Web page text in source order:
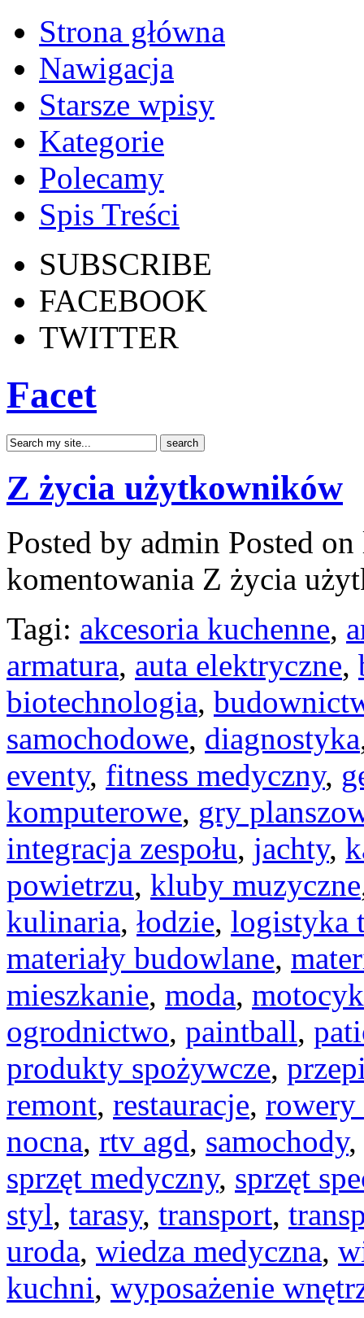
Strona główna
Nawigacja
Starsze wpisy
Kategorie
Polecamy
Spis Treści
SUBSCRIBE
FACEBOOK
TWITTER
Facet
Z życia użytkowników
Posted by admin Posted
komentowania Z życia
Tagi: akcesoria kuchenne,
armatura, auta elektryczne,
biotechnologia,
samochodowe, diagnostyka
eventy, fitness medyczny,
komputerowe, gry
integracja zespołu, jachty,
powietrzu, kluby muzyczne
kulinaria, łodzie, logistyka
materiały budowlane,
mieszkanie, moda,
ogrodnictwo, paintball,
produkty spożywcze,
remont, restauracje, rowery
nocna, rtv agd, samochody,
sprzęt medyczny, sprzęt
styl, tarasy, transport,
uroda, wiedza medyczna,
kuchni, wyposażenie